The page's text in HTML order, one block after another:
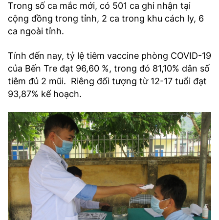
Trong số ca mắc mới, có 501 ca ghi nhận tại
cộng đồng trong tỉnh, 2 ca trong khu cách ly, 6
ca ngoài tỉnh.
Tính đến nay, tỷ lệ tiêm vaccine phòng COVID-19
của Bến Tre đạt 96,60 %, trong đó 81,10% dân số
tiêm đủ 2 mũi. Riêng đối tượng từ 12-17 tuổi đạt
93,87% kế hoạch.